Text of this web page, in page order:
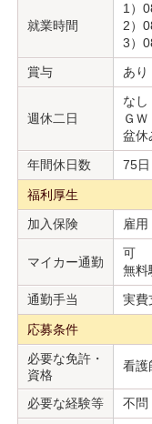
就業時間
1）
2）
3）
賞与
あ
週休二日
なし
ＧＷ
盆休
年間休日数
75日
福利厚生
加入保険
雇
マイカー通勤
可
無料
通勤手当
実費
応募条件
必要な免許・
資格
看護
必要な経験等
不問